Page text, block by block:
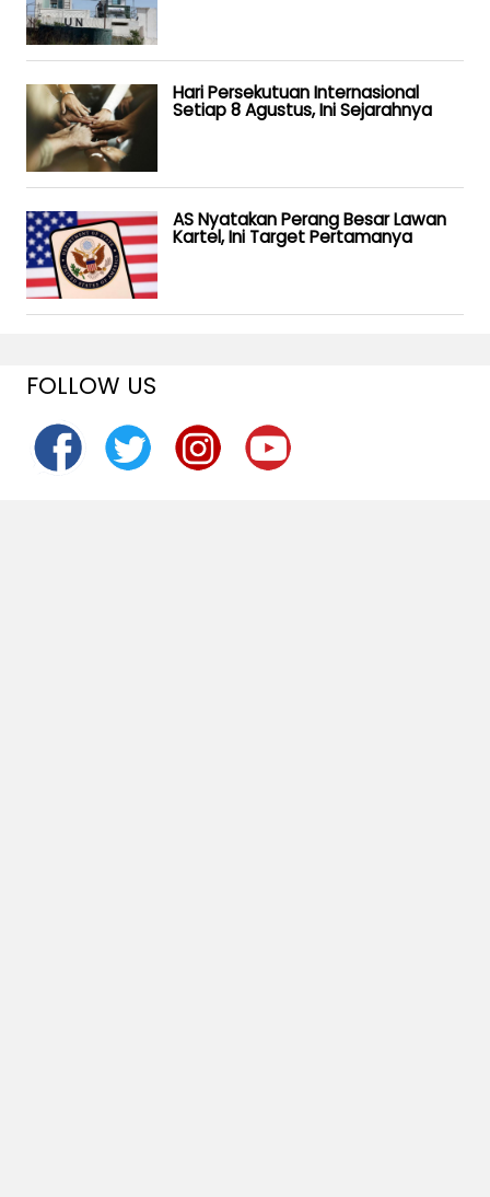
Hari Persekutuan Internasional
Setiap 8 Agustus, Ini Sejarahnya
AS Nyatakan Perang Besar Lawan
Kartel, Ini Target Pertamanya
FOLLOW US